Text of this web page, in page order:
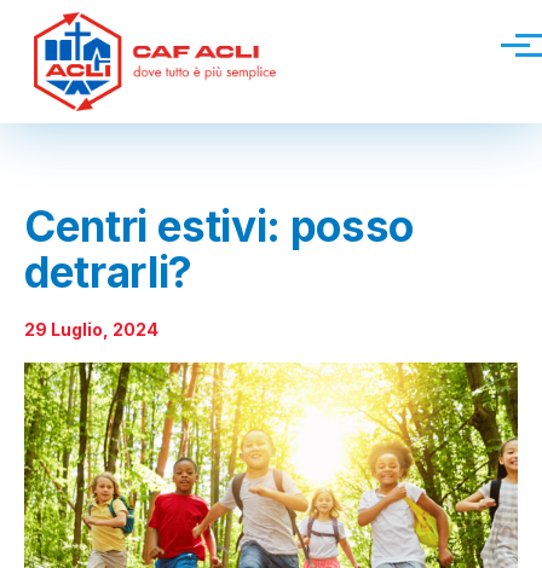
Salta al contenuto principale
Centri estivi: posso
detrarli?
29 Luglio, 2024